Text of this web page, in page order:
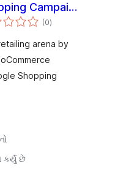
Campaign
(0કુલ
રેટિંગ્સ
)
arena by
Shopping
કર્યું છે